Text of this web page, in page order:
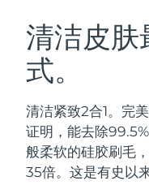
清洁皮肤
式。
清洁紧致2合1。完
证明，能去除
般柔软的硅胶刷毛
35倍。这是有史以
Anti-
奥地利
巴林
比利时
百慕大
波斯尼亚和黑塞哥维